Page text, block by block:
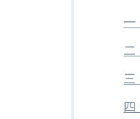
一
二
三
四